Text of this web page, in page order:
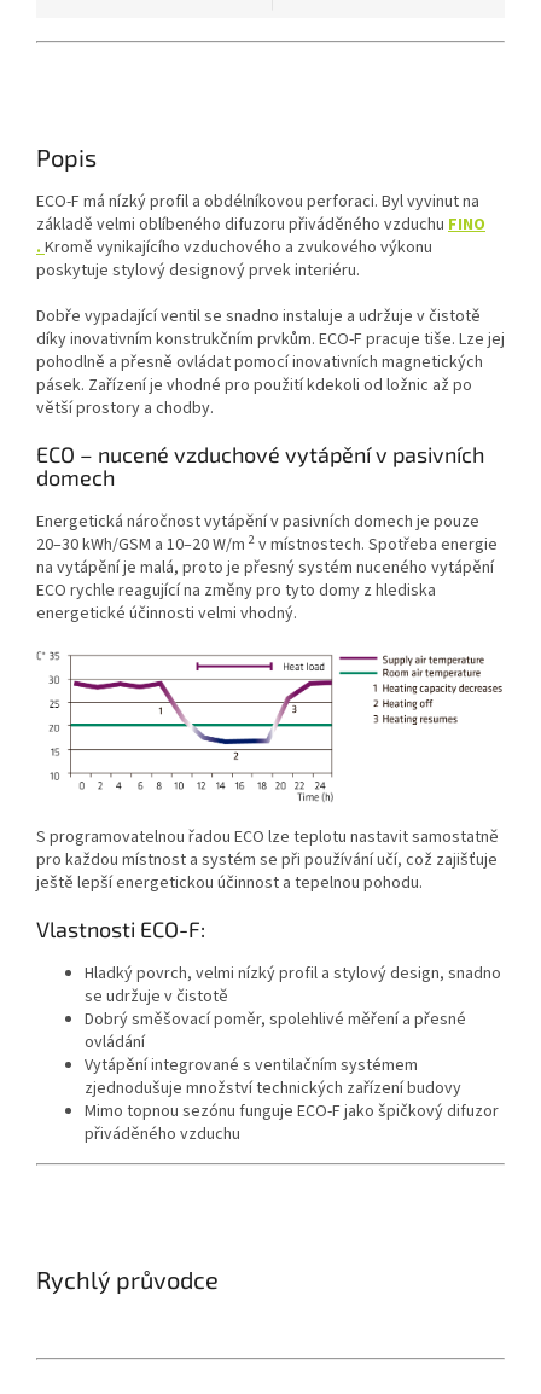
Popis
ECO-F má nízký profil a obdélníkovou perforaci. Byl vyvinut na
základě velmi oblíbeného difuzoru přiváděného vzduchu FINO
.Kromě vynikajícího vzduchového a zvukového výkonu
poskytuje stylový designový prvek interiéru.
Dobře vypadající ventil se snadno instaluje a udržuje v čistotě
díky inovativním konstrukčním prvkům. ECO-F pracuje tiše. Lze jej
pohodlně a přesně ovládat pomocí inovativních magnetických
pásek. Zařízení je vhodné pro použití kdekoli od ložnic až po
větší prostory a chodby.
ECO – nucené vzduchové vytápění v pasivních
domech
Energetická náročnost vytápění v pasivních domech je pouze
20–30 kWh/GSM a 10–20 W/m 2 v místnostech. Spotřeba energie
na vytápění je malá, proto je přesný systém nuceného vytápění
ECO rychle reagující na změny pro tyto domy z hlediska
energetické účinnosti velmi vhodný.
S programovatelnou řadou ECO lze teplotu nastavit samostatně
pro každou místnost a systém se při používání učí, což zajišťuje
ještě lepší energetickou účinnost a tepelnou pohodu.
Vlastnosti ECO-F:
Hladký povrch, velmi nízký profil a stylový design, snadno
se udržuje v čistotě
Dobrý směšovací poměr, spolehlivé měření a přesné
ovládání
Vytápění integrované s ventilačním systémem
zjednodušuje množství technických zařízení budovy
Mimo topnou sezónu funguje ECO-F jako špičkový difuzor
přiváděného vzduchu
Rychlý průvodce